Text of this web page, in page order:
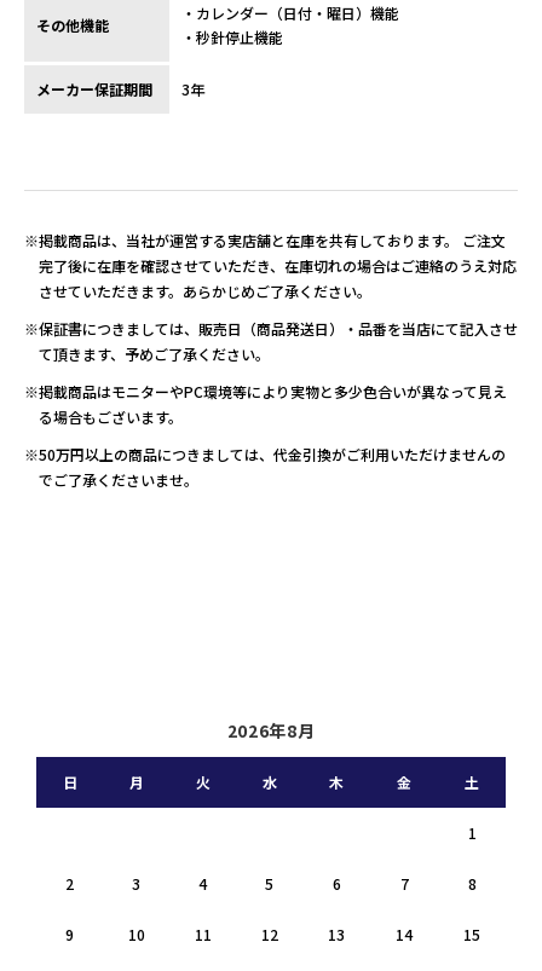
その他機能
・カレンダー（日付・曜日）機能
・秒針停止機能
メーカー保証期間 3年
※掲載商品は、当社が運営する実店舗と在庫を共有しております。 ご注文
完了後に在庫を確認させていただき、在庫切れの場合はご連絡のうえ対応
させていただきます。あらかじめご了承ください。
※保証書につきましては、販売日（商品発送日）・品番を当店にて記入させ
て頂きます、予めご了承ください。
※掲載商品はモニターやPC環境等により実物と多少色合いが異なって見え
る場合もございます。
※50万円以上の商品につきましては、代金引換がご利用いただけませんの
でご了承くださいませ。
2026年8月
日 月 火 水 木 金 土
1
2 3 4 5 6 7 8
9 10 11 12 13 14 15